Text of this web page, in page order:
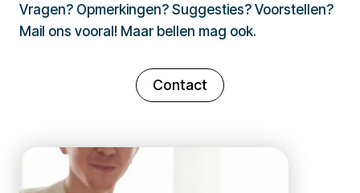
Vragen? Opmerkingen? Suggesties? Voorstellen?
Mail ons vooral! Maar bellen mag ook.
Contact